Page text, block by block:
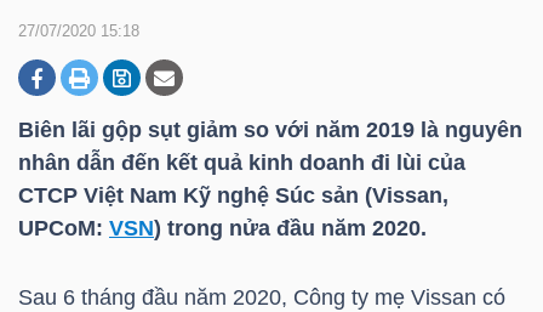
27/07/2020 15:18
Biên lãi gộp sụt giảm so với năm 2019 là nguyên
nhân dẫn đến kết quả kinh doanh đi lùi của
CTCP Việt Nam Kỹ nghệ Súc sản (Vissan,
UPCoM: VSN) trong nửa đầu năm 2020.
Sau 6 tháng đầu năm 2020, Công ty mẹ Vissan có
DOANH
NGHIỆP